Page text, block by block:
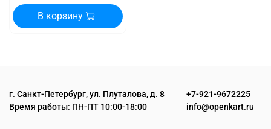
В корзину
г. Санкт-Петербург, ул. Плуталова, д. 8
Время работы: ПН-ПТ 10:00-18:00
+7-921-9672225
info@openkart.ru